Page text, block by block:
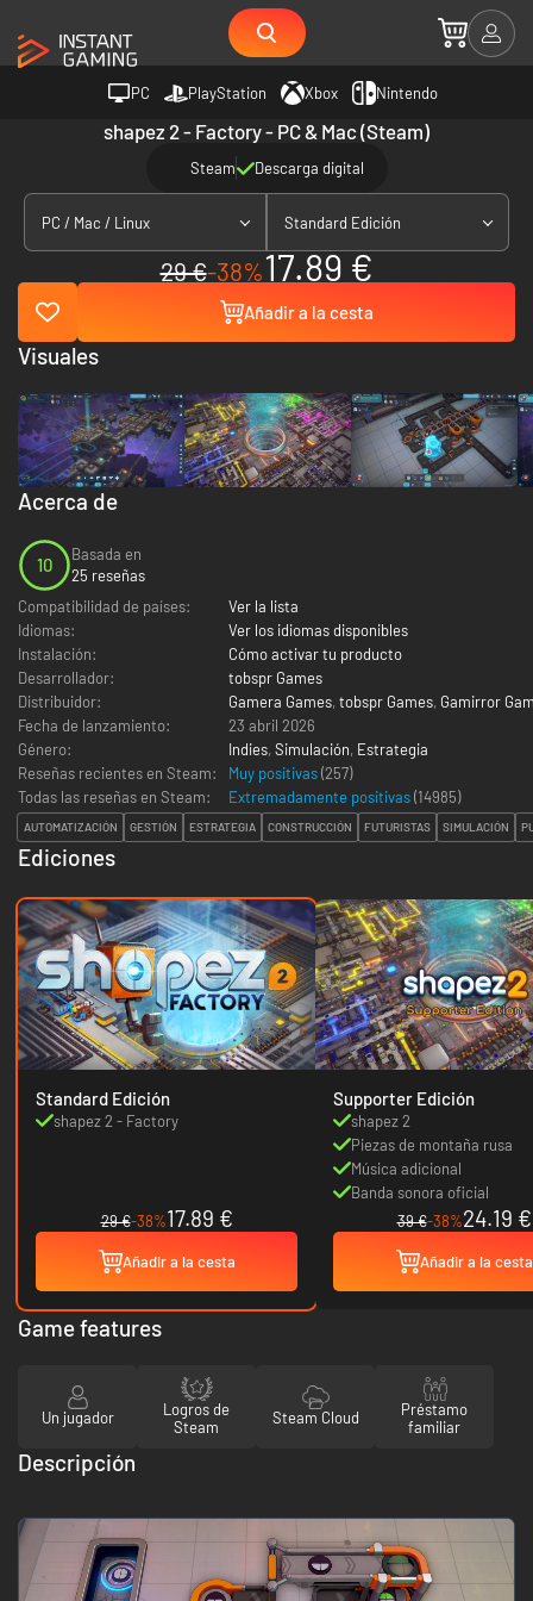
PC PlayStation Xbox Nintendo
shapez 2 - Factory - PC & Mac (Steam)
Steam Descarga digital
PC / Mac / Linux Standard Edición
29 €-38%17.89 €
Añadir a la cesta
Acerca de
10
Basada en
25 reseñas
Compatibilidad de países:
Ver la lista
Idiomas:
Ver los idiomas disponibles
Instalación:
Cómo activar tu producto
Desarrollador:
tobspr Games
Distribuidor:
Gamera Games, tobspr Games, Gamirror
Fecha de lanzamiento:
23 abril 2026
Género:
Indies, Simulación, Estrategia
Reseñas recientes en Steam:
Muy positivas(257)
Todas las reseñas en Steam:
Extremadamente positivas(14985)
AUTOMATIZACIÓN GESTIÓN ESTRATEGIA CONSTRUCCIÓN FUTURISTAS SIMULACIÓN
Ediciones
Standard Edición
shapez 2 - Factory
29 €-38%17.89 €
Añadir a la cesta
Supporter Edición
shapez 2
Piezas de montaña rusa
Música adicional
Banda sonora oficial
39 €-38%24.19 €
Añadir a la cesta
Visuales
Game features
Un jugador
Logros de
Steam
Steam Cloud
Préstamo
familiar
Descripción